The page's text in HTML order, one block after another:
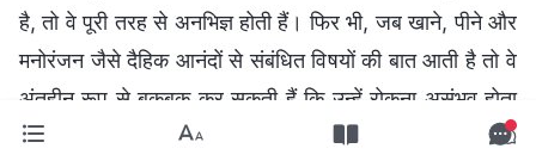
है, तो वे पूरी तरह से अनभिज्ञ होती हैं। फिर भी, जब खाने, पीने और
मनोरंजन जैसे दैहिक आनंदों से संबंधित विषयों की बात आती है तो वे
अंतहीन रूप से बकबक कर सकती हैं कि उन्हें रोकना असंभव होता
है। कलीसिया का काम या उनके कर्तव्य कितने भी व्यस्ततापूर्ण क्यों न